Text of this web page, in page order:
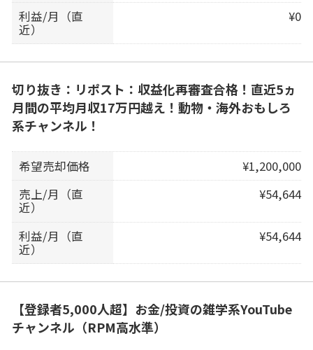
利益/月（直
近）
¥0
切り抜き：リポスト：収益化再審査合格！直近5ヵ
月間の平均月収17万円越え！動物・海外おもしろ
系チャンネル！
希望売却価格
¥1,200,000
売上/月（直
近）
¥54,644
利益/月（直
近）
¥54,644
【登録者5,000人超】お金/投資の雑学系YouTube
チャンネル（RPM高水準）